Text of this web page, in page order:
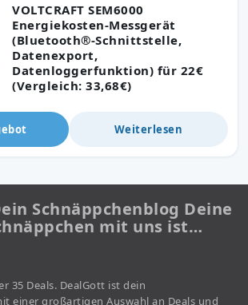
VOLTCRAFT SEM6000
Energiekosten-Messgerät
(Bluetooth®-Schnittstelle,
Datenexport,
Datenloggerfunktion) für 22€
(Vergleich: 33,68€)
Weiterlesen
Schnäppchenblog Deine
mit uns ist…
35 Deals. DealGott ist dein
einer großartigen Auswahl an Deals und